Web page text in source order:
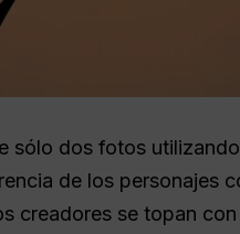
sólo dos fotos utilizando
de los personajes
creadores se topan